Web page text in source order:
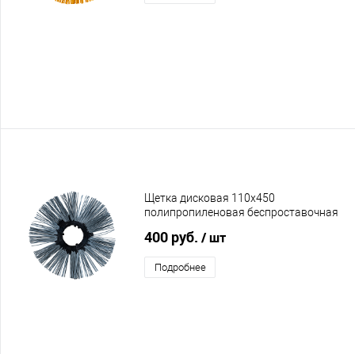
Щетка дисковая 110х450
полипропиленовая беспроставочная
400 руб. / шт
Подробнее